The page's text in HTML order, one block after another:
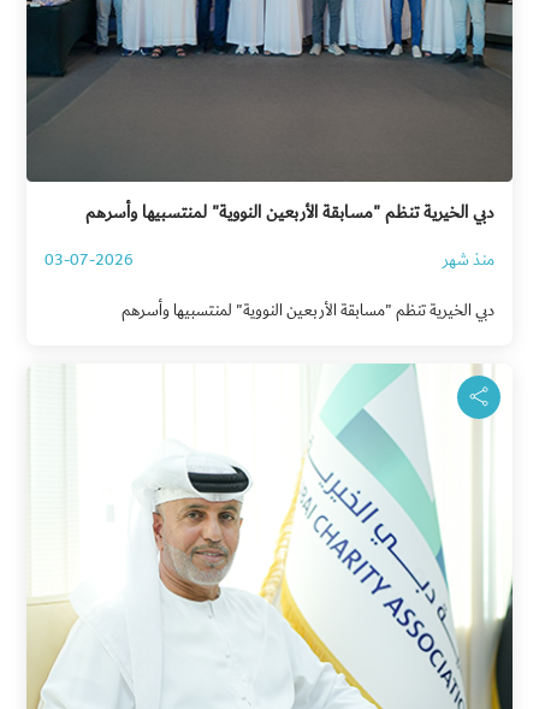
دبي الخيرية تنظم "مسابقة الأربعين النووية" لمنتسبيها وأسرهم
منذ شهر
03-07-2026
دبي الخيرية تنظم "مسابقة الأربعين النووية" لمنتسبيها وأسرهم